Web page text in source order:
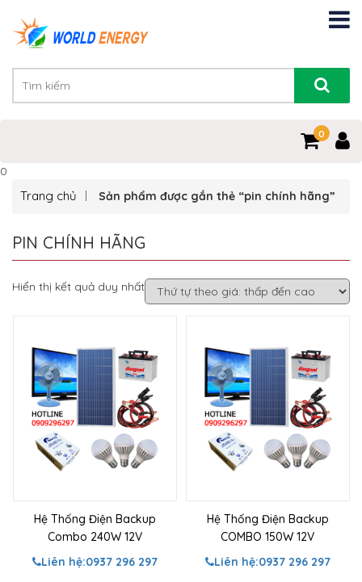
0
0
Trang chủ Sản phẩm được gắn thẻ “pin chính hãng”
PIN CHÍNH HÃNG
Hiển thị kết quả duy nhất
Hệ Thống Điện Backup
Combo 240W 12V
Liên hệ:0937 296 297
Hệ Thống Điện Backup
COMBO 150W 12V
Liên hệ:0937 296 297